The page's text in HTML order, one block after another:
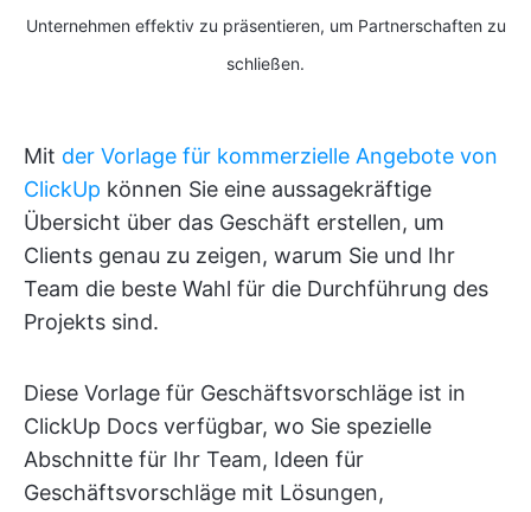
Unternehmen effektiv zu präsentieren, um Partnerschaften zu
schließen.
Mit der Vorlage für kommerzielle Angebote von
ClickUp können Sie eine aussagekräftige
Übersicht über das Geschäft erstellen, um
Clients genau zu zeigen, warum Sie und Ihr
Team die beste Wahl für die Durchführung des
Projekts sind.
Diese Vorlage für Geschäftsvorschläge ist in
ClickUp Docs verfügbar, wo Sie spezielle
Abschnitte für Ihr Team, Ideen für
Geschäftsvorschläge mit Lösungen,